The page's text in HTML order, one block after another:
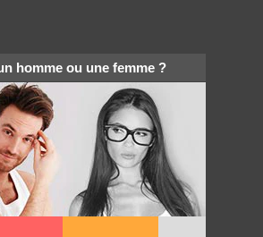
homme ou une femme ?